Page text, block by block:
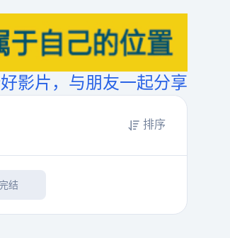
好影片，与朋友一起分享
排序
结